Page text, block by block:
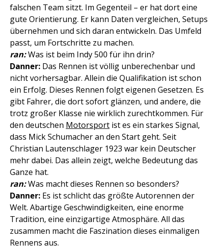
falschen Team sitzt. Im Gegenteil – er hat dort eine
gute Orientierung. Er kann Daten vergleichen, Setups
übernehmen und sich daran entwickeln. Das Umfeld
passt, um Fortschritte zu machen.
ran:Was ist beim Indy 500 für ihn drin?
Danner: Das Rennen ist völlig unberechenbar und
nicht vorhersagbar. Allein die Qualifikation ist schon
ein Erfolg. Dieses Rennen folgt eigenen Gesetzen. Es
gibt Fahrer, die dort sofort glänzen, und andere, die
trotz großer Klasse nie wirklich zurechtkommen. Für
den deutschen Motorsport ist es ein starkes Signal,
dass Mick Schumacher an den Start geht. Seit
Christian Lautenschlager 1923 war kein Deutscher
mehr dabei. Das allein zeigt, welche Bedeutung das
Ganze hat.
ran:Was macht dieses Rennen so besonders?
Danner: Es ist schlicht das größte Autorennen der
Welt. Abartige Geschwindigkeiten, eine enorme
Tradition, eine einzigartige Atmosphäre. All das
zusammen macht die Faszination dieses einmaligen
Rennens aus.